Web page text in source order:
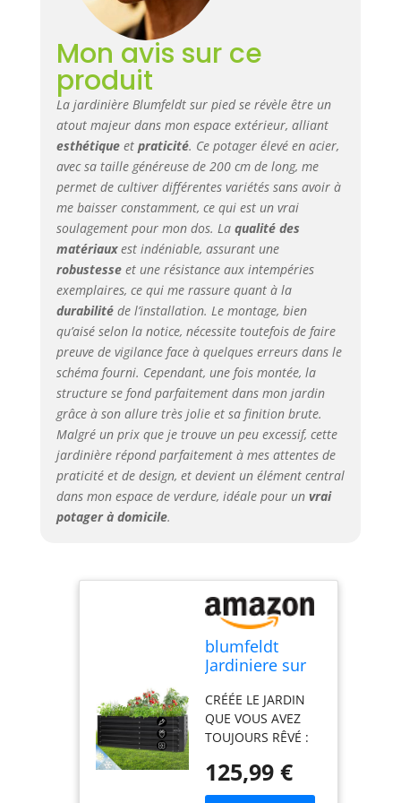
aluminium, un
pour protéger ce
bac potager
saison. UNE
CONCEPTION
INNOVANTE : Cette
jardiniere sur
pieds potager vous
évite d'avoir à vous
baisser pour vous
occuper de vos
plantes, ce qui
réduit la fatigue.
Le jardin surélevé
permet de
protéger votre
culture contre les
insectes et les
petits animaux.
STRUCTURE
DESIGN ET
DURABLE : Ce bac
à potager sur pied
avec son aspect
gris naturel, est
une utilisation de
cet espace potager
sur pied dans le
jardin ou balcon.
POUR PLUS DE
PLANTES : Cette
grande jardiniere
sur pieds exterieur
mesure 200 x 60 x
100 cm et grâce à
Mon avis sur ce
produit
La jardinière Blumfeldt sur pied se révèle être un
atout majeur dans mon espace extérieur, alliant
esthétiqueet praticité. Ce potager élevé en acier,
avec sa taille généreuse de 200 cm de long, me
permet de cultiver différentes variétés sans avoir à
me baisser constamment, ce qui est un vrai
soulagement pour mon dos. La qualité des
matériauxest indéniable, assurant une
robustesseet une résistance aux intempéries
exemplaires, ce qui me rassure quant à la
durabilitéde l’installation. Le montage, bien
qu’aisé selon la notice, nécessite toutefois de faire
preuve de vigilance face à quelques erreurs dans le
schéma fourni. Cependant, une fois montée, la
structure se fond parfaitement dans mon jardin
grâce à son allure très jolie et sa finition brute.
Malgré un prix que je trouve un peu excessif, cette
jardinière répond parfaitement à mes attentes de
praticité et de design, et devient un élément central
dans mon espace de verdure, idéale pour un vrai
potager à domicile.
blumfeldt
Jardiniere sur
Potager sur
Pied Jardinage
Extérieur,
Potager
Surélevé en
Hauteur,
CRÉÉE LE JARDIN
QUE VOUS AVEZ
TOUJOURS RÊVÉ :
cette jardiniere sur
pieds vous permet
125,99 €